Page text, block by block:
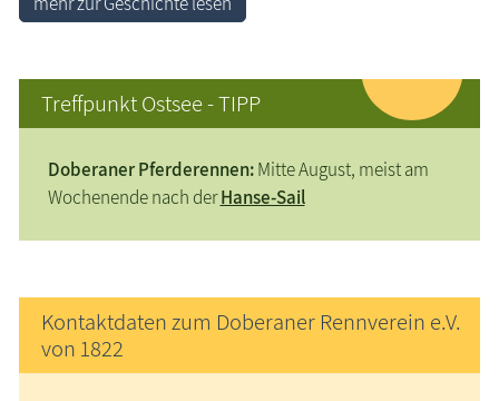
Treffpunkt Ostsee - TIPP
Doberaner Pferderennen:Mitte August, meist am
Wochenende nach derHanse-Sail
Kontaktdaten zum Doberaner Rennverein e.V.
von 1822